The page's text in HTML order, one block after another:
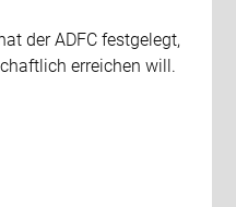
der ADFC festgelegt,
erreichen will.